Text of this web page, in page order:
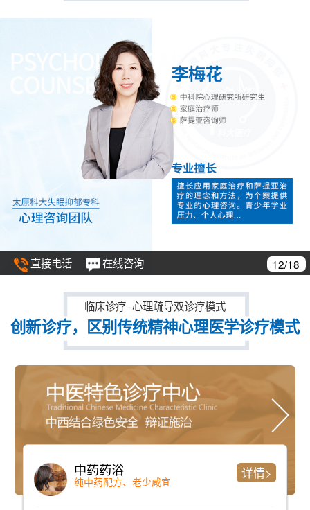
直接电话 在线咨询 12/18
临床诊疗+心理疏导双诊疗模式
创新诊疗，区别传统精神心理医学诊疗模式
中药药浴
纯中药配方、老少咸宜
详情>